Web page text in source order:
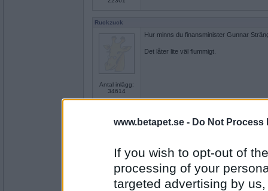
www.betapet.se - Do Not Process
If you wish to opt-out of
processing of your
targeted advertising by
Ruckzuck
Antal inlägg:
34614
Hur minns du finansminister Gunnar
Det låter lite väl flummigt.
Antal inlägg:
27944
Ska vi tända ett ljus ikväll?